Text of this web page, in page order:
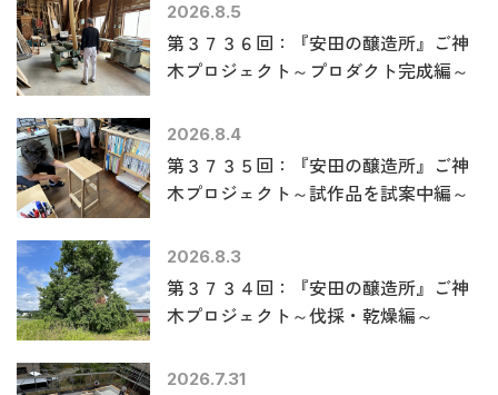
2026.8.5
第３７３６回：『安田の醸造所』ご神
木プロジェクト～プロダクト完成編～
2026.8.4
第３７３５回：『安田の醸造所』ご神
木プロジェクト～試作品を試案中編～
2026.8.3
第３７３４回：『安田の醸造所』ご神
木プロジェクト～伐採・乾燥編～
2026.7.31